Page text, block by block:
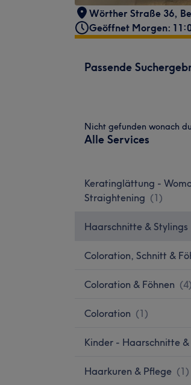
Wörther Straße 36,
Geöffnet Morgen:
Passende
Nicht gefunden wonach
Alle Services
Keratinglättung -
Straightening (1)
Haarschnitte & Stylings
Coloration, Schnitt &
Coloration & Föhnen (4)
Coloration (1)
Kinder - Haarschnitte &
Haarkuren & Pflege (1)